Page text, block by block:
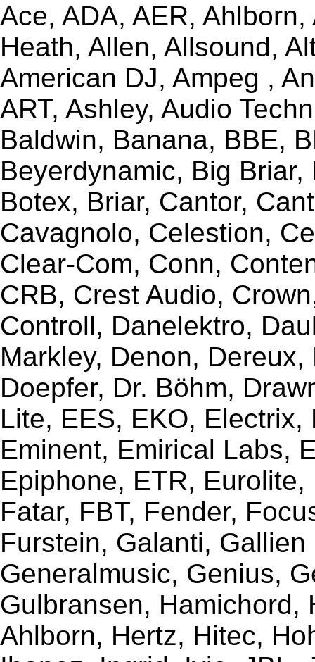
Ace, ADA, AER,
Heath, Allen, Allsound,
American DJ, Ampeg ,
ART, Ashley, Audio
Baldwin, Banana, BBE,
Beyerdynamic, Big
Botex, Briar, Cantor,
Cavagnolo, Celestion,
Clear-Com, Conn,
CRB, Crest Audio,
Controll, Danelektro,
Markley, Denon,
Doepfer, Dr. Böhm,
Lite, EES, EKO,
Eminent, Emirical Labs,
Epiphone, ETR,
Fatar, FBT, Fender,
Furstein, Galanti,
Generalmusic, Genius,
Gulbransen, Hamichord,
Ahlborn, Hertz, Hitec,